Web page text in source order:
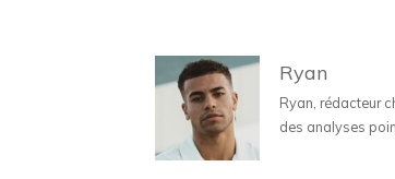
Ryan
Ryan, rédacteur
des analyses